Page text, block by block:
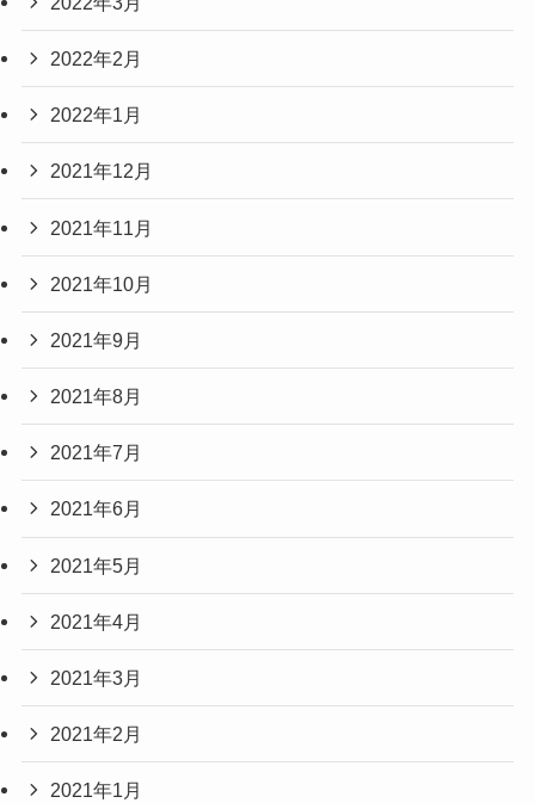
2022年2月
2022年1月
2021年12月
2021年11月
2021年10月
2021年9月
2021年8月
2021年7月
2021年6月
2021年5月
2021年4月
2021年3月
2021年2月
2021年1月